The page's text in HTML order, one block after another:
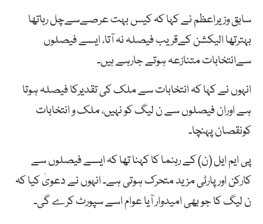
سابق وزیراعظم نے کہا کہ کیس بہت عرصےسےچل رہاتھا
بہترتھا الیکشن کےقریب فیصلہ نہ آتا، ایسے فیصلوں
سےانتخابات متنازعہ ہوتے جارہے ہیں۔
انہوں نے کہا کہ انتخابات سے ملک کی تقدیرکا فیصلہ ہوتا
ہے اوران فیصلوں سے ن لیگ کو نہیں، ملک و انتخابات
کونقصان پہنچا۔
پی ایم ایل (ن) کے رہنما کا کہنا تھا کہ ایسے فیصلوں سے
کارکن اورپارٹی مزید متحرک ہوتی ہے۔ انہوں نے دعویٰ کیا کہ
ن لیگ کا جو بھی امیدوار آیا عوام اسے سپورٹ کرے گی۔